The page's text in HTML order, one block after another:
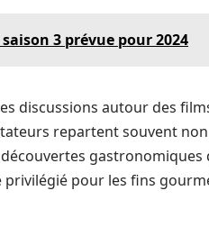
3 prévue pour 2024
discussions autour des
repartent souvent
pour les fins